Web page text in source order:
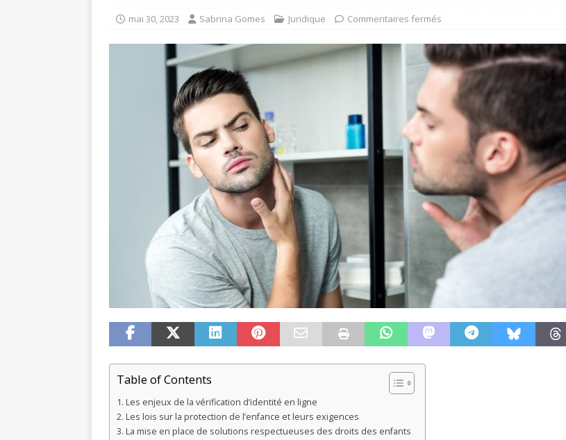
mai 30, 2023 Sabrina Gomes Juridique Commentaires fermés
Table of Contents
Les enjeux de la vérification d’identité en ligne
Les lois sur la protection de l’enfance et leurs exigences
La mise en place de solutions respectueuses des droits des enfants